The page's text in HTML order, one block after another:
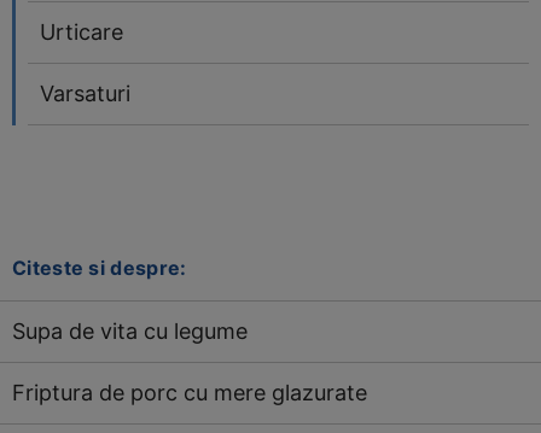
Urticare
Varsaturi
Citeste si despre:
Supa de vita cu legume
Friptura de porc cu mere glazurate